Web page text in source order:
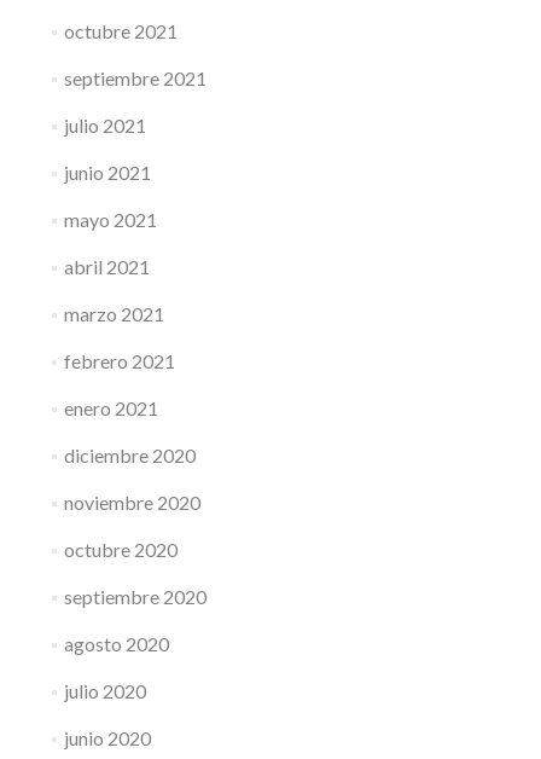
octubre 2021
septiembre 2021
julio 2021
junio 2021
mayo 2021
abril 2021
marzo 2021
febrero 2021
enero 2021
diciembre 2020
noviembre 2020
octubre 2020
septiembre 2020
agosto 2020
julio 2020
junio 2020